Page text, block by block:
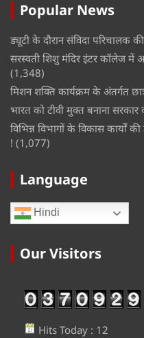
Popular News
ड्यूटी के दौरान संविदा परिचालक
सरस्वती शिशु मंदिर इंटर कॉलेज
(1,348)
मिशन शक्ति कार्यक्रम के अंतर्गत
भारत को टीवी मुक्त बनाना
विभिन्न विभागों के विकास कार्यों
! (1,077)
Language
Hindi
Our Visitors
Hits Today : 12